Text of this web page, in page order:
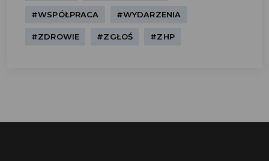
#WSPÓŁPRACA #WYDARZENIA
#ZDROWIE #ZGŁOŚ #ZHP